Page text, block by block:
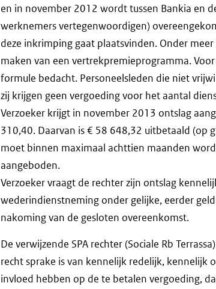
en in november 2012 wordt tussen Bankia en
werknemers vertegenwoordigen)
deze inkrimping gaat plaatsvinden. Onder
maken van een vertrekpremieprogramma.
formule bedacht. Personeelsleden die niet
zij krijgen geen vergoeding voor het aantal
Verzoeker krijgt in november 2013 ontslag
310,40. Daarvan is € 58 648,32 uitbetaald (op
moet binnen maximaal achttien maanden
aangeboden.
Verzoeker vraagt de rechter zijn ontslag
wederindienstneming onder gelijke, eerder
nakoming van de gesloten overeenkomst.
De verwijzende SPA rechter (Sociale Rb
recht sprake is van kennelijk redelijk, kennelijk
invloed hebben op de te betalen vergoeding,